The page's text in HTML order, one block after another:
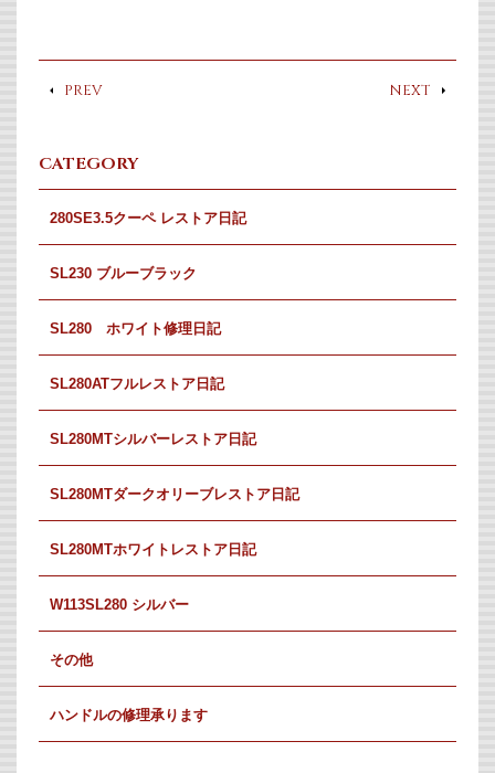
PREV NEXT
CATEGORY
280SE3.5クーペ レストア日記
SL230 ブルーブラック
SL280 ホワイト修理日記
SL280ATフルレストア日記
SL280MTシルバーレストア日記
SL280MTダークオリーブレストア日記
SL280MTホワイトレストア日記
W113SL280 シルバー
その他
ハンドルの修理承ります